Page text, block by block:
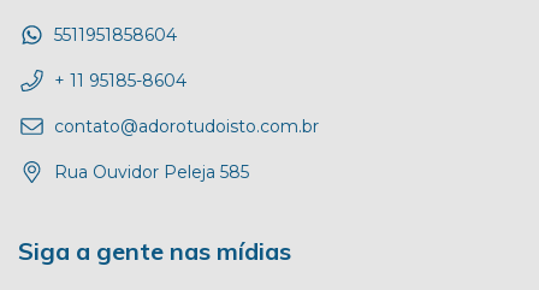
5511951858604
+ 11 95185-8604
contato@adorotudoisto.com.br
Rua Ouvidor Peleja 585
Siga a gente nas mídias